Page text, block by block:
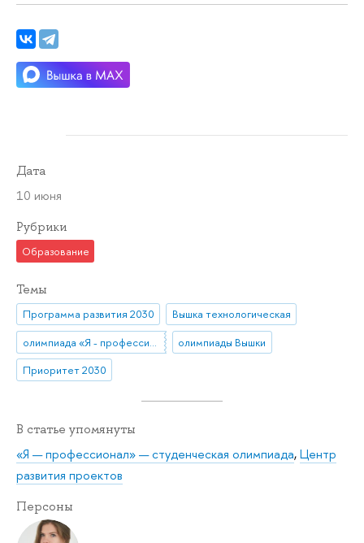
Дата
10 июня
Рубрики
Образование
Темы
Программа развития 2030
Вышка технологическая
олимпиада «Я - профессионал»
олимпиады Вышки
Приоритет 2030
В статье упомянуты
«Я — профессионал» — студенческая олимпиада,Центр
развития проектов
Персоны